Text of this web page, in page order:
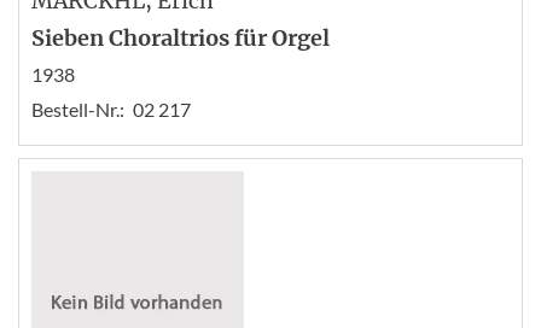
Sieben Choraltrios für Orgel
1938
Bestell-Nr.: 02 217